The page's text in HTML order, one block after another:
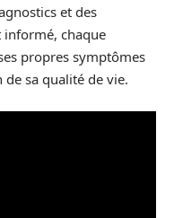
et des
informé, chaque
propres symptômes
sa qualité de vie.